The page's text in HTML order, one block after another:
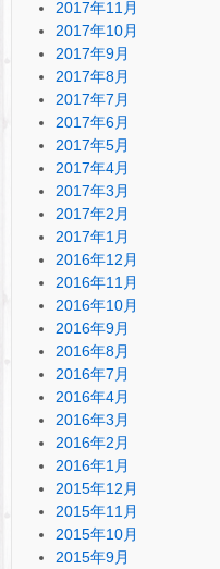
2017年11月
2017年10月
2017年9月
2017年8月
2017年7月
2017年6月
2017年5月
2017年4月
2017年3月
2017年2月
2017年1月
2016年12月
2016年11月
2016年10月
2016年9月
2016年8月
2016年7月
2016年4月
2016年3月
2016年2月
2016年1月
2015年12月
2015年11月
2015年10月
2015年9月